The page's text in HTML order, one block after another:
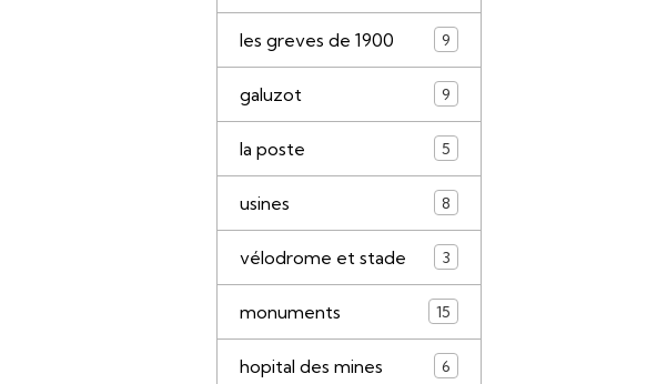
les greves de 1900 9
galuzot 9
la poste 5
usines 8
vélodrome et stade 3
monuments 15
hopital des mines 6